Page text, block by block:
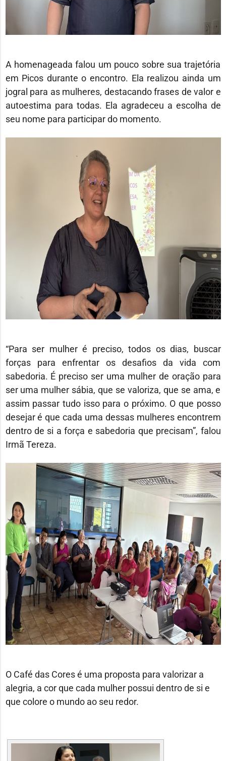
A homenageada falou um pouco sobre sua trajetória
em Picos durante o encontro. Ela realizou ainda um
jogral para as mulheres, destacando frases de valor e
autoestima para todas. Ela agradeceu a escolha de
seu nome para participar do momento.
“Para ser mulher é preciso, todos os dias, buscar
forças para enfrentar os desafios da vida com
sabedoria. É preciso ser uma mulher de oração para
ser uma mulher sábia, que se valoriza, que se ama, e
assim passar tudo isso para o próximo. O que posso
desejar é que cada uma dessas mulheres encontrem
dentro de si a força e sabedoria que precisam”, falou
Irmã Tereza.
O Café das Cores é uma proposta para valorizar a
alegria, a cor que cada mulher possui dentro de si e
que colore o mundo ao seu redor.